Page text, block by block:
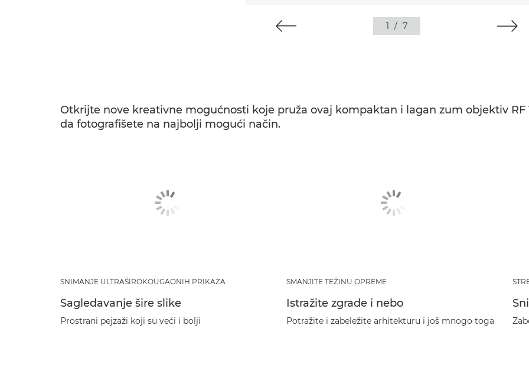
1 / 7
Otkrijte nove kreativne mogućnosti koje pruža ovaj kompaktan i lagan zum objektiv
da fotografišete na najbolji mogući način.
SNIMANJE ULTRAŠIROKOUGAONIH PRIKAZA
Sagledavanje šire slike
Prostrani pejzaži koji su veći i bolji
SMANJITE TEŽINU OPREME
Istražite zgrade i nebo
Potražite i zabeležite arhitekturu i još mnogo toga